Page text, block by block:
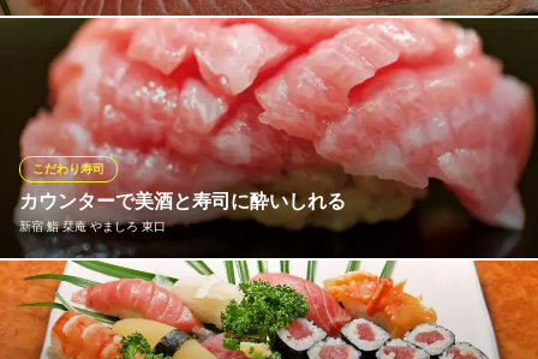
《極上の味わい天然本マグロ》 マグロは鮪専門店より厳選したも
のを仕入れ。生マグロにこだわり、その時期に旨味の乗った最上
のものをお出しいたします。マグロ以外のネタも独自ルートで取
り寄せた季節の旬魚をお愉しみいただきます。
鮨 やまけん 新宿東口店
厳選食材使用の寿司割烹
西武新宿線西武新宿駅 徒歩3分
東京都新宿区歌舞伎町1-18-9 WaMall歌舞伎町6F
カウンターで美酒と寿司に酔いしれる
新宿 鮨 栞庵 やましろ 東口
こだわり寿司
自慢の寿司のネタは、大将が自ら毎朝市場へ足を運び仕入れるこ
だわりの旬魚を使用。定番から季節のものまで、長年の経験で培
ってきた目利きで選び抜かれた鮮魚はどれも美味。妥協を許さ